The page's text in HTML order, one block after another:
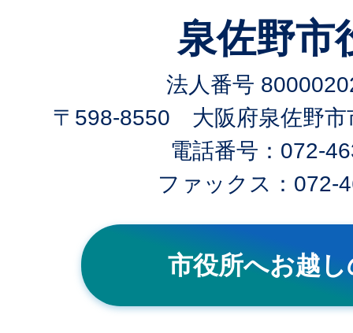
泉佐野市
法人番号
〒598-8550 大阪府泉佐野市
電話番号：072-
ファックス：072-
市役所へお越